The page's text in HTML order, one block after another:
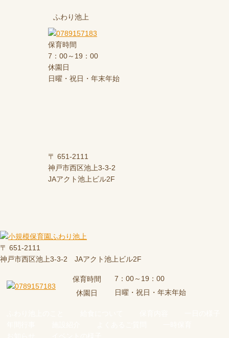
ふわり池上
保育時間
7：00～19：00
休園日
日曜・祝日・年末年始
〒 651-2111
神戸市西区池上3-3-2
JAアクト池上ビル2F
〒 651-2111
神戸市西区池上3-3-2 JAアクト池上ビル2F
保育時間
7：00～19：00
休園日
日曜・祝日・年末年始